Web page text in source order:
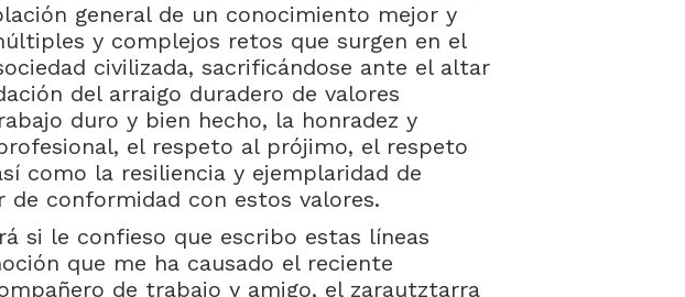
general de un conocimiento mejor y
y complejos retos que surgen en el
civilizada, sacrificándose ante el altar
del arraigo duradero de valores
duro y bien hecho, la honradez y
el respeto al prójimo, el respeto
como la resiliencia y ejemplaridad de
de conformidad con estos valores.
si le confieso que escribo estas líneas
que me ha causado el reciente
de trabajo y amigo, el zarautztarra